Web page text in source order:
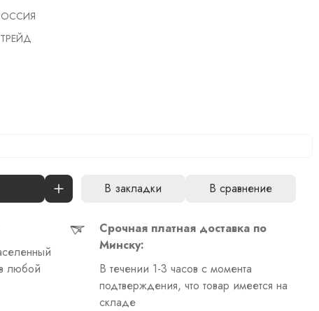
В закладки В сравнение
любой
Срочная платная доставка по
Минску:
В течении 1-3 часов с момента
подтверждения, что товар имеется на
складе